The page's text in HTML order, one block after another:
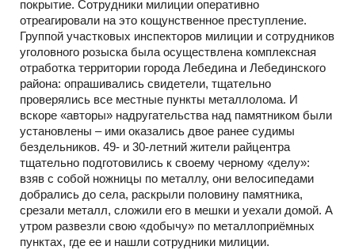
покрытие. Сотрудники милиции оперативно
отреагировали на это кощунственное преступление.
Группой участковых инспекторов милиции и сотрудников
уголовного розыска была осуществлена комплексная
отработка территории города Лебедина и Лебединского
района: опрашивались свидетели, тщательно
проверялись все местные пункты металлолома. И
вскоре «авторы» надругательства над памятником были
установлены – ими оказались двое ранее судимы
бездельников. 49- и 30-летний жители райцентра
тщательно подготовились к своему черному «делу»:
взяв с собой ножницы по металлу, они велосипедами
добрались до села, раскрыли половину памятника,
срезали металл, сложили его в мешки и уехали домой. А
утром развезли свою «добычу» по металлоприёмных
пунктах, где ее и нашли сотрудники милиции.